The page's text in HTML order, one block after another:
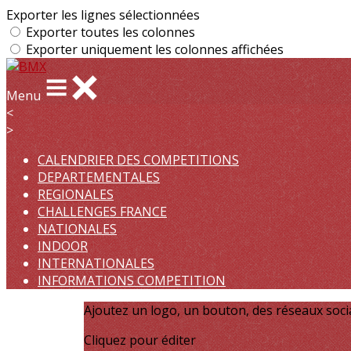
Exporter les lignes sélectionnées
Exporter toutes les colonnes
Exporter uniquement les colonnes affichées
Menu
<
>
CALENDRIER DES COMPETITIONS
DEPARTEMENTALES
REGIONALES
CHALLENGES FRANCE
NATIONALES
INDOOR
INTERNATIONALES
INFORMATIONS COMPETITION
Ajoutez un logo, un bouton, des réseaux
Cliquez pour éditer